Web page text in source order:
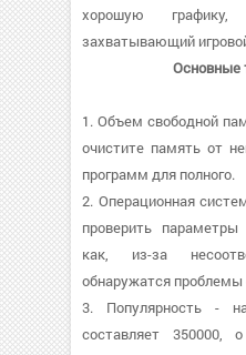
хорошую
захватывающий
Основные
1. Объем свободной
очистите память от
программ для полного.
2. Операционная
проверить
как, из-за
обнаружатся проблемы
3. Популярность -
составляет 350000,